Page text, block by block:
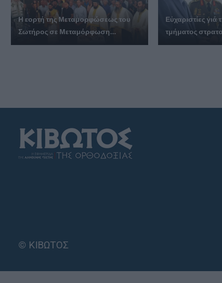
Η εορτή της Μεταμορφώσεως του
Σωτήρος σε Μεταμόρφωση...
Εὐχαριστίες
τμήματος
© ΚΙΒΩΤΟΣ